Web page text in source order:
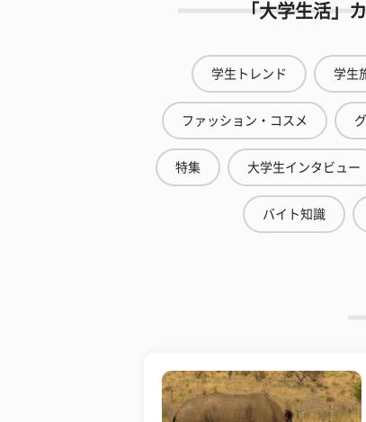
「大学生活」
学生トレンド 学生
ファッション・コスメ
特集 大学生インタビュー
バイト知識